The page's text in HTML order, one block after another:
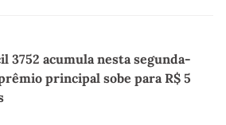
3752 acumula nesta segunda-
principal sobe para R$ 5